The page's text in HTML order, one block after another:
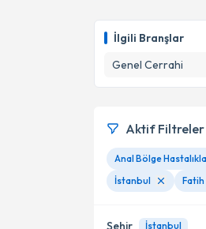
İlgili Branşlar
Genel Cerrahi
Aktif Filtreler
İstanbul
Fatih
Şehir İstanbul